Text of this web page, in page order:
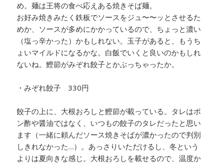
め。麺は王将の食べ応えある焼きそば麺。
お好み焼きみたく鉄板でソースをジュ〜〜ッとさせるた
めか、ソースが多めにかかっているので、ちょっと濃い
（塩っ辛かった）かもしれない。玉子があると、もうち
ょいマイルドになるかな。白飯でいくと良いのかもしれ
ないね。鰹節がみぞれ餃子とかぶっちゃったか。
・みぞれ餃子 330円
餃子の上に、大根おろしと鰹節が載っている。タレはポ
ン酢や醤油ではなく、いつもの餃子のタレだったと思い
ます（一緒に頼んだソース焼きそばが濃かったので判別
しきれなかった…）。あっさりいただけるし、冬という
よりは夏向きな感じ。大根おろしを載せるので、温度か